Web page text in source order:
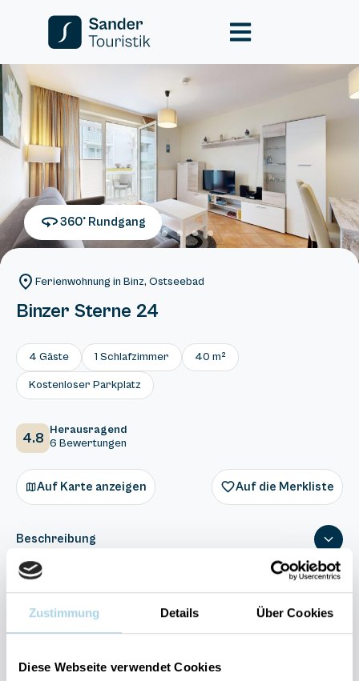
Zustimmung Details Über Cookies
Diese Webseite verwendet Cookies
360° Rundgang
Ferienwohnung in Binz, Ostseebad
Binzer Sterne 24
4 Gäste 1 Schlafzimmer 40 m²
Kostenloser Parkplatz
4.8 Herausragend
6 Bewertungen
Auf Karte anzeigen Auf die Merkliste
Beschreibung
Ausstattung